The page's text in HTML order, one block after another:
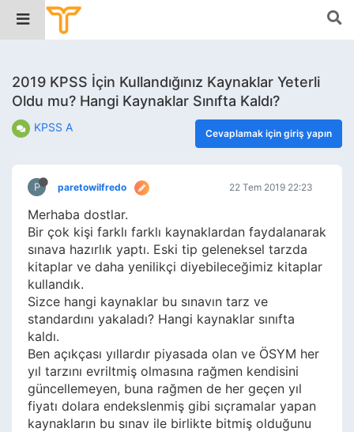
2019 KPSS İçin Kullandığınız Kaynaklar Yeterli
Oldu mu? Hangi Kaynaklar Sınıfta Kaldı?
KPSS A Cevaplamak için giriş yapın
P paretowilfredo 22 Tem 2019 22:23
Merhaba dostlar.
Bir çok kişi farklı farklı kaynaklardan faydalanarak
sınava hazırlık yaptı. Eski tip geleneksel tarzda
kitaplar ve daha yenilikçi diyebileceğimiz kitaplar
kullandık.
Sizce hangi kaynaklar bu sınavın tarz ve
standardını yakaladı? Hangi kaynaklar sınıfta
kaldı.
Ben açıkçası yıllardır piyasada olan ve ÖSYM her
yıl tarzını evriltmiş olmasına rağmen kendisini
güncellemeyen, buna rağmen de her geçen yıl
fiyatı dolara endekslenmiş gibi sıçramalar yapan
kaynakların bu sınav ile birlikte bitmiş olduğunu